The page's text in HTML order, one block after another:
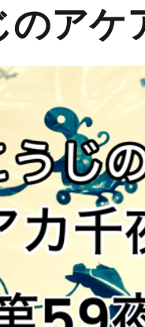
のアケ